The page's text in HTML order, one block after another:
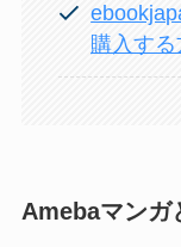
購入する
Amebaマンガ